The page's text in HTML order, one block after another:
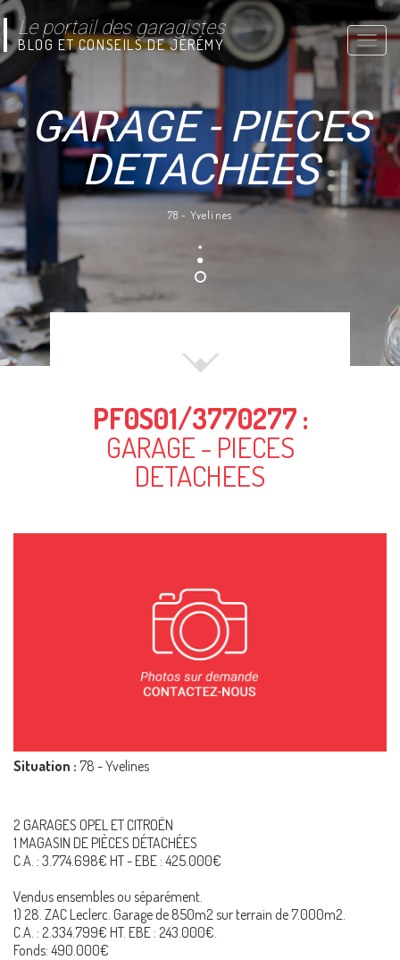
Toggle
Le portail des garagistes
BLOG ET CONSEILS DE JÉRÉMY
GARAGE - PIECES
DETACHEES
78 - Yvelines
PF0S01/3770277 :
GARAGE - PIECES
DETACHEES
Situation : 78 - Yvelines
2 GARAGES OPEL ET CITROËN
1 MAGASIN DE PIÈCES DÉTACHÉES
C.A. : 3.774.698€ HT - EBE : 425.000€
Vendus ensembles ou séparément.
1) 28. ZAC Leclerc. Garage de 850m2 sur terrain de 7.000m2.
C.A. : 2.334.799€ HT. EBE : 243.000€.
Fonds: 490.000€